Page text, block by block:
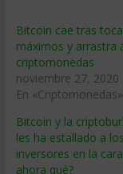
Bitcoin cae tras
máximos y arrastra
criptomonedas
noviembre 27, 2020
En «Criptomonedas»
Bitcoin y la
les ha estallado a los
inversores en la
ahora qué?